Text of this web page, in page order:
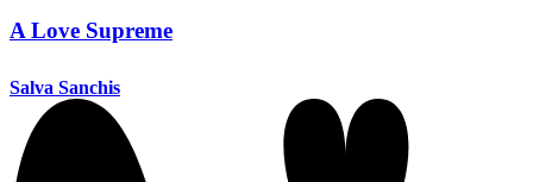
A Love Supreme
Salva Sanchis